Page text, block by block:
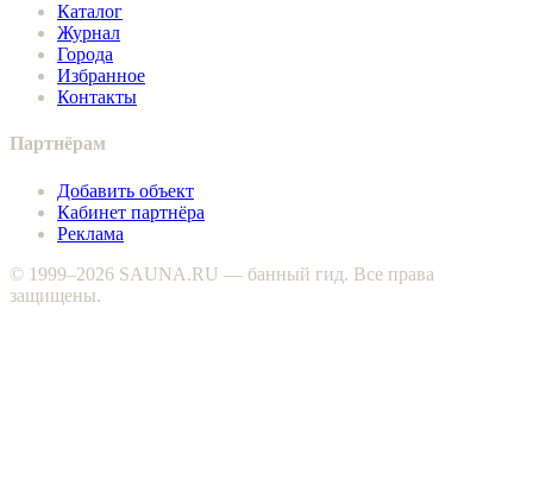
Каталог
Журнал
Города
Избранное
Контакты
Партнёрам
Добавить объект
Кабинет партнёра
Реклама
© 1999–2026 SAUNA.RU — банный гид. Все права
защищены.